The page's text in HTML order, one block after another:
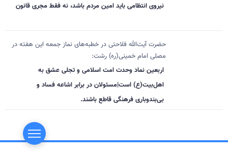
نیروی انتظامی باید امین مردم باشد، نه فقط مجری قانون
حضرت آیت‌الله فلاحتی در خطبه‌های نماز جمعه این هفته در
مصلی امام خمینی(ره) رشت:
اربعین نماد وحدت امت اسلامی و تجلی عشق به
اهل‌بیت(ع) است|مسئولان در برابر اشاعه فساد و
بی‌بندوباری فرهنگی قاطع باشند.